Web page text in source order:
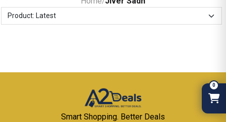
Smart Shopping. Better Deals
0